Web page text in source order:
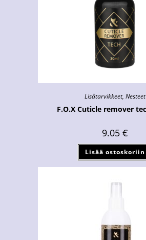
Lisätarvikkeet, Nesteet
F.O.X Cuticle remover
9.05 €
Lisää ostoskoriin